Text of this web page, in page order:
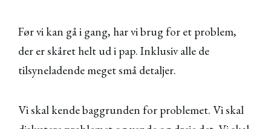
Før vi kan gå i gang, har vi brug for et problem,
der er skåret helt ud i pap. Inklusiv alle de
tilsyneladende meget små detaljer.
Vi skal kende baggrunden for problemet. Vi skal